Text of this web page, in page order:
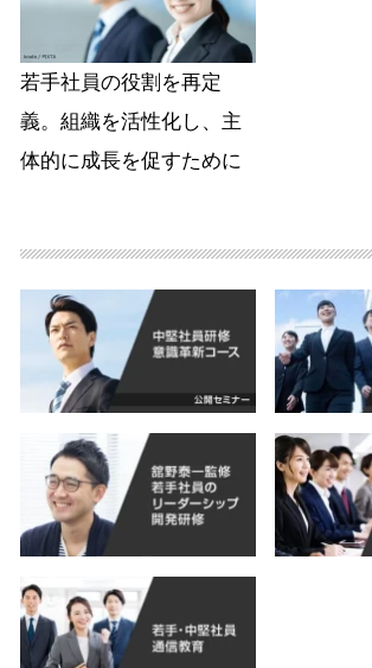
若手社員の役割を再定
義。組織を活性化し、主
体的に成長を促すために